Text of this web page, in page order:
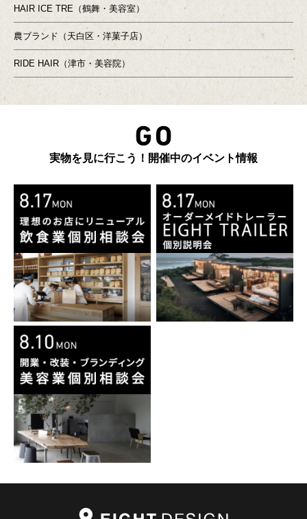
HAIR ICE TRE（鶴舞・美容室）
農ブランド（天白区・洋菓子店）
RIDE HAIR（津市・美容院）
実物を見に行こう！開催中のイベント情報